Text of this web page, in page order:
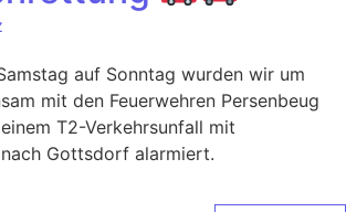
auf Sonntag wurden wir um
mit den Feuerwehren Persenbeug
T2-Verkehrsunfall mit
Gottsdorf alarmiert.